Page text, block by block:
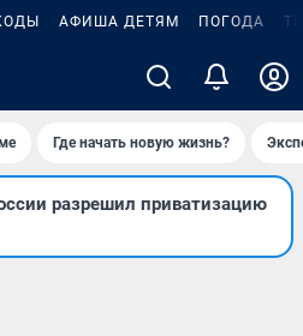
АФИША ДЕТЯМ ПОГОДА
Где начать новую жизнь?
разрешил приватизацию